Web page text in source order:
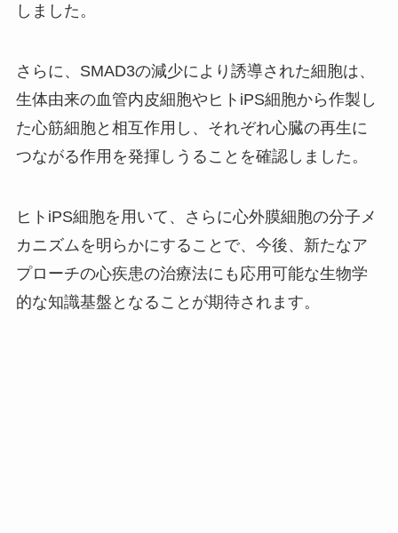
しました。
さらに、SMAD3の減少により誘導された細胞は、
生体由来の血管内皮細胞やヒトiPS細胞から作製し
た心筋細胞と相互作用し、それぞれ心臓の再生に
つながる作用を発揮しうることを確認しました。
ヒトiPS細胞を用いて、さらに心外膜細胞の分子メ
カニズムを明らかにすることで、今後、新たなア
プローチの心疾患の治療法にも応用可能な生物学
的な知識基盤となることが期待されます。